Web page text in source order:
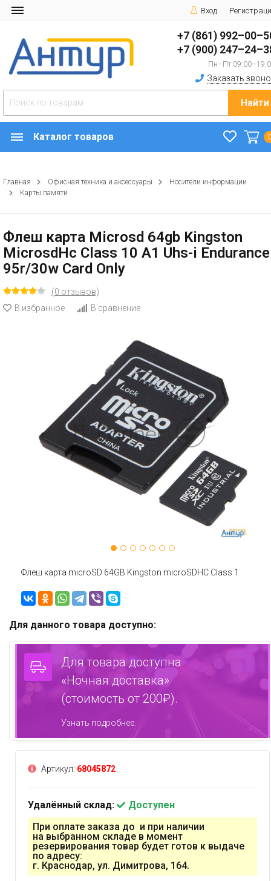
Вход
+7 (861)
+7 (900)
Пн–Пт
Заказать
Найти
Каталог товаров
Главная Офисная техника и аксессуары
Носители информации
Карты памяти
Флеш карта Microsd 64gb Kingston
MicrosdНc Class 10 A1 Uhs-i Endurance
95r/30w Card Only
(0 отзывов)
В избранное
В сравнение
Флеш карта microSD 64GB Kingston microSDНC Class 1
Для данного товара доступно:
Для товара доступна
«Ночная доставка»
(стоимость от 200₽).
Узнать подробнее.
Артикул: 68045872
Удалённый склад:
Доступен
При оплате заказа до и при наличии
на выбранном складе в момент
резервирования товар будет готов к выдаче
по адресу:
г. Краснодар, ул. Димитрова, 164.